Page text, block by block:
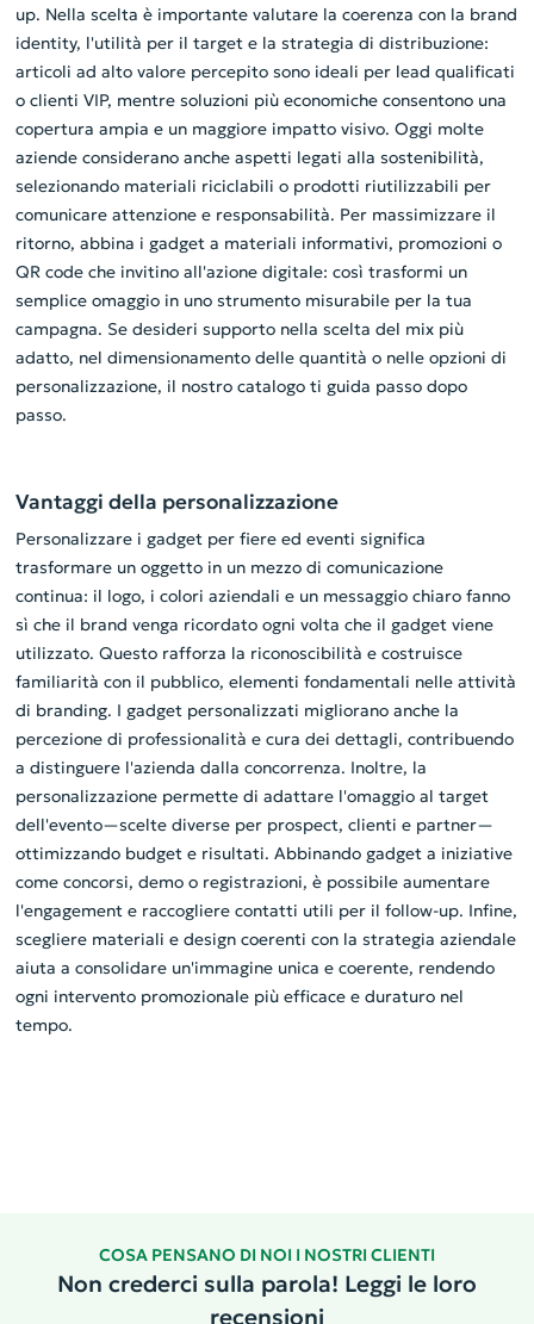
up. Nella scelta è importante valutare la coerenza con la brand
identity, l'utilità per il target e la strategia di distribuzione:
articoli ad alto valore percepito sono ideali per lead qualificati
o clienti VIP, mentre soluzioni più economiche consentono una
copertura ampia e un maggiore impatto visivo. Oggi molte
aziende considerano anche aspetti legati alla sostenibilità,
selezionando materiali riciclabili o prodotti riutilizzabili per
comunicare attenzione e responsabilità. Per massimizzare il
ritorno, abbina i gadget a materiali informativi, promozioni o
QR code che invitino all'azione digitale: così trasformi un
semplice omaggio in uno strumento misurabile per la tua
campagna. Se desideri supporto nella scelta del mix più
adatto, nel dimensionamento delle quantità o nelle opzioni di
personalizzazione, il nostro catalogo ti guida passo dopo
passo.
Vantaggi della personalizzazione
Personalizzare i gadget per fiere ed eventi significa
trasformare un oggetto in un mezzo di comunicazione
continua: il logo, i colori aziendali e un messaggio chiaro fanno
sì che il brand venga ricordato ogni volta che il gadget viene
utilizzato. Questo rafforza la riconoscibilità e costruisce
familiarità con il pubblico, elementi fondamentali nelle attività
di branding. I gadget personalizzati migliorano anche la
percezione di professionalità e cura dei dettagli, contribuendo
a distinguere l'azienda dalla concorrenza. Inoltre, la
personalizzazione permette di adattare l'omaggio al target
dell'evento—scelte diverse per prospect, clienti e partner—
ottimizzando budget e risultati. Abbinando gadget a iniziative
come concorsi, demo o registrazioni, è possibile aumentare
l'engagement e raccogliere contatti utili per il follow-up. Infine,
scegliere materiali e design coerenti con la strategia aziendale
aiuta a consolidare un'immagine unica e coerente, rendendo
ogni intervento promozionale più efficace e duraturo nel
tempo.
COSA PENSANO DI NOI I NOSTRI CLIENTI
Non crederci sulla parola! Leggi le loro
recensioni